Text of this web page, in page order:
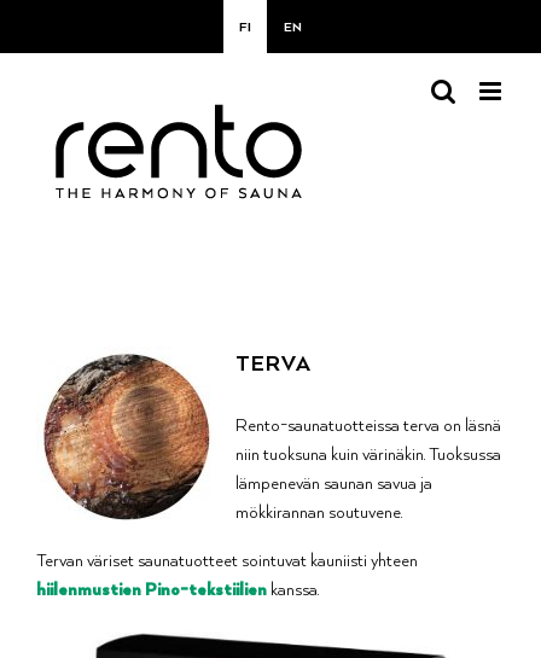
FI EN
TERVA
Rento-saunatuotteissa terva on läsnä
niin tuoksuna kuin värinäkin. Tuoksussa
lämpenevän saunan savua ja
mökkirannan soutuvene.
Tervan väriset saunatuotteet sointuvat kauniisti yhteen
hiilenmustien Pino-tekstiilien kanssa.